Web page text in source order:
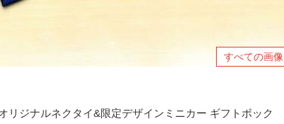
すべての画像
リジナルネクタイ&限定デザインミニカー ギフトボック